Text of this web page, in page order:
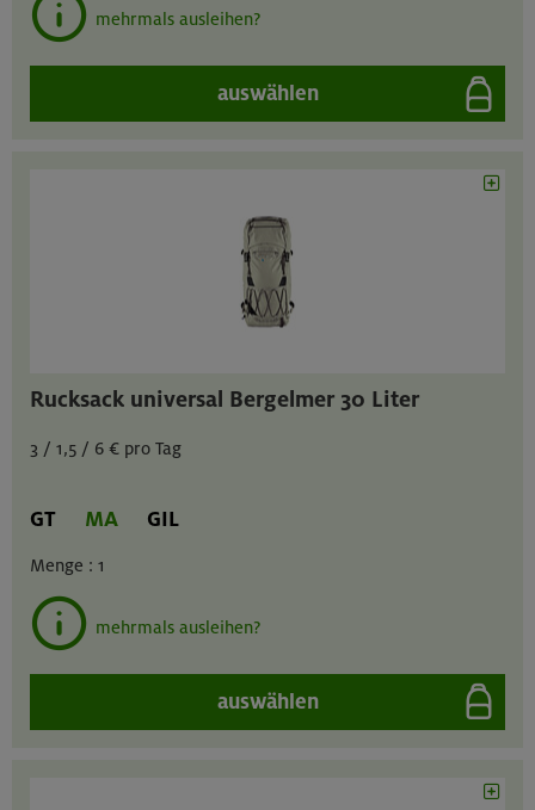
mehrmals ausleihen?
auswählen
Rucksack universal Bergelmer 30 Liter
3 / 1,5 / 6 € pro Tag
GT MA GIL
Menge : 1
mehrmals ausleihen?
auswählen